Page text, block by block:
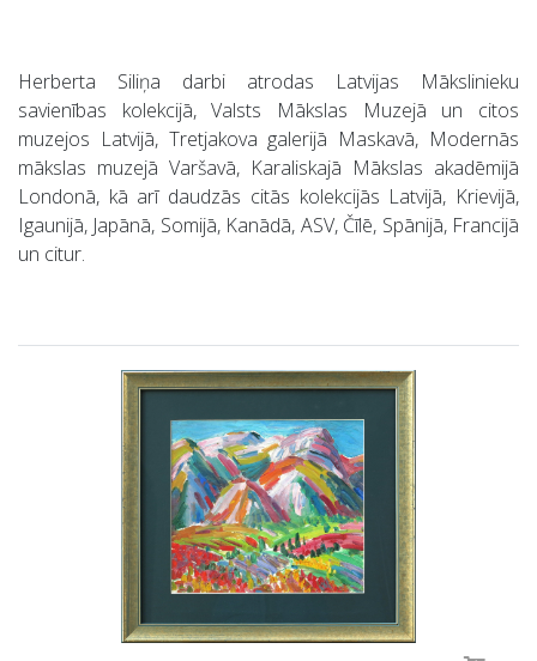
Herberta Siliņa darbi atrodas Latvijas Mākslinieku
savienības kolekcijā, Valsts Mākslas Muzejā un citos
muzejos Latvijā, Tretjakova galerijā Maskavā, Modernās
mākslas muzejā Varšavā, Karaliskajā Mākslas akadēmijā
Londonā, kā arī daudzās citās kolekcijās Latvijā, Krievijā,
Igaunijā, Japānā, Somijā, Kanādā, ASV, Čīlē, Spānijā, Francijā
un citur.